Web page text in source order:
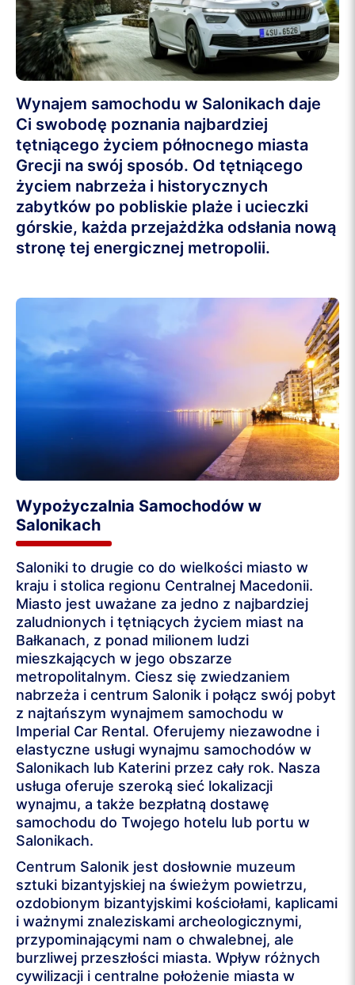
Wynajem samochodu w Salonikach daje
Ci swobodę poznania najbardziej
tętniącego życiem północnego miasta
Grecji na swój sposób. Od tętniącego
życiem nabrzeża i historycznych
zabytków po pobliskie plaże i ucieczki
górskie, każda przejażdżka odsłania nową
stronę tej energicznej metropolii.
Wypożyczalnia Samochodów w
Salonikach
Saloniki to drugie co do wielkości miasto w
kraju i stolica regionu Centralnej Macedonii.
Miasto jest uważane za jedno z najbardziej
zaludnionych i tętniących życiem miast na
Bałkanach, z ponad milionem ludzi
mieszkających w jego obszarze
metropolitalnym. Ciesz się zwiedzaniem
nabrzeża i centrum Salonik i połącz swój pobyt
z najtańszym wynajmem samochodu w
Imperial Car Rental. Oferujemy niezawodne i
elastyczne usługi wynajmu samochodów w
Salonikach lub Katerini przez cały rok. Nasza
usługa oferuje szeroką sieć lokalizacji
wynajmu, a także bezpłatną dostawę
samochodu do Twojego hotelu lub portu w
Salonikach.
Centrum Salonik jest dosłownie muzeum
sztuki bizantyjskiej na świeżym powietrzu,
ozdobionym bizantyjskimi kościołami, kaplicami
i ważnymi znaleziskami archeologicznymi,
przypominającymi nam o chwalebnej, ale
burzliwej przeszłości miasta. Wpływ różnych
cywilizacji i centralne położenie miasta w